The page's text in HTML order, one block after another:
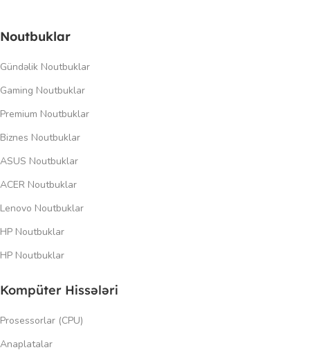
Noutbuklar
Gündəlik Noutbuklar
Gaming Noutbuklar
Premium Noutbuklar
Biznes Noutbuklar
ASUS Noutbuklar
ACER Noutbuklar
Lenovo Noutbuklar
HP Noutbuklar
HP Noutbuklar
Kompüter Hissələri
Prosessorlar (CPU)
Anaplatalar